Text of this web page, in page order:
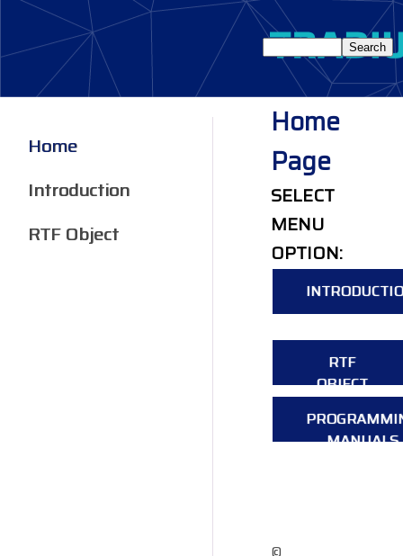
Home
Page
SELECT
MENU
OPTION:
RTF
OBJECT
MANUALS
Home
Introduction
RTF Object